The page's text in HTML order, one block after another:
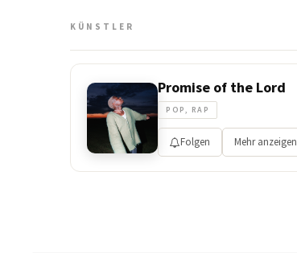
KÜNSTLER
Promise of the Lord
POP, RAP
Folgen Mehr anzeigen